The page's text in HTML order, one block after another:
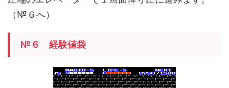
（№６へ）
№６ 経験値袋